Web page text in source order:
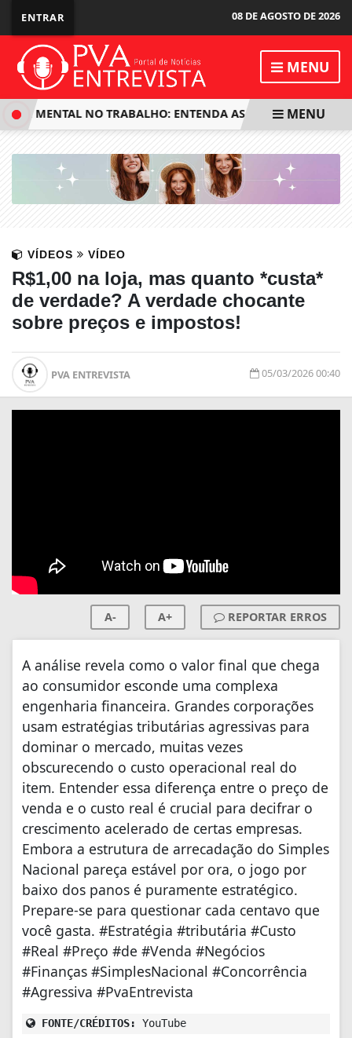
ENTRAR 08 DE AGOSTO DE 2026
MENU
MENTAL NO TRABALHO: ENTENDA AS MUDANÇAS NA NR-1
MENU
VÍDEOS VÍDEO
R$1,00 na loja, mas quanto *custa*
de verdade? A verdade chocante
sobre preços e impostos!
PVA ENTREVISTA 05/03/2026 00:40
A- A+ REPORTAR ERROS
A análise revela como o valor final que chega
ao consumidor esconde uma complexa
engenharia financeira. Grandes corporações
usam estratégias tributárias agressivas para
dominar o mercado, muitas vezes
obscurecendo o custo operacional real do
item. Entender essa diferença entre o preço de
venda e o custo real é crucial para decifrar o
crescimento acelerado de certas empresas.
Embora a estrutura de arrecadação do Simples
Nacional pareça estável por ora, o jogo por
baixo dos panos é puramente estratégico.
Prepare-se para questionar cada centavo que
você gasta. #Estratégia #tributária #Custo
#Real #Preço #de #Venda #Negócios
#Finanças #SimplesNacional #Concorrência
#Agressiva #PvaEntrevista
FONTE/CRÉDITOS: YouTube